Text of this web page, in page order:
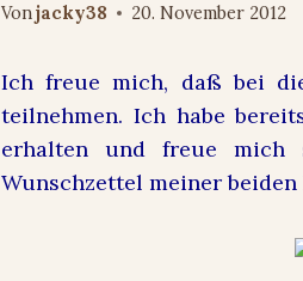
Vonjacky38 20. November 2012
Ich freue mich, daß bei
teilnehmen. Ich habe
erhalten und freue mich
Wunschzettel meiner